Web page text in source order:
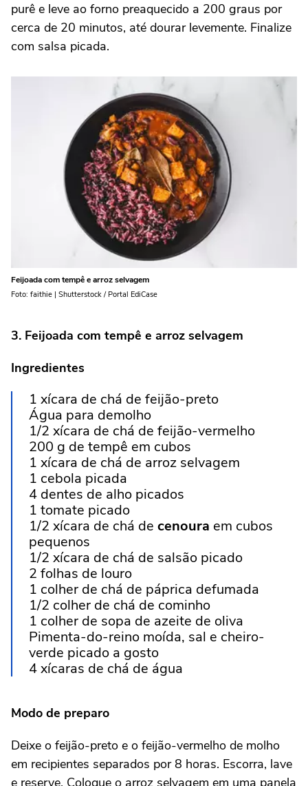
purê e leve ao forno preaquecido a 200 graus por
cerca de 20 minutos, até dourar levemente. Finalize
com salsa picada.
Feijoada com tempê e arroz selvagem
Foto: faithie | Shutterstock / Portal EdiCase
3. Feijoada com tempê e arroz selvagem
Ingredientes
1 xícara de chá de feijão-preto
Água para demolho
1/2 xícara de chá de feijão-vermelho
200 g de tempê em cubos
1 xícara de chá de arroz selvagem
1 cebola picada
4 dentes de alho picados
1 tomate picado
1/2 xícara de chá de cenoura em cubos
pequenos
1/2 xícara de chá de salsão picado
2 folhas de louro
1 colher de chá de páprica defumada
1/2 colher de chá de cominho
1 colher de sopa de azeite de oliva
Pimenta-do-reino moída, sal e cheiro-
verde picado a gosto
4 xícaras de chá de água
Modo de preparo
Deixe o feijão-preto e o feijão-vermelho de molho
em recipientes separados por 8 horas. Escorra, lave
e reserve. Coloque o arroz selvagem em uma panela